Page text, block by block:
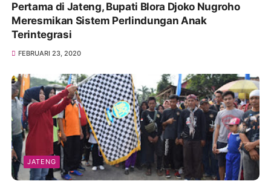
Pertama di Jateng, Bupati Blora Djoko Nugroho
Meresmikan Sistem Perlindungan Anak
Terintegrasi
FEBRUARI 23, 2020
JATENG